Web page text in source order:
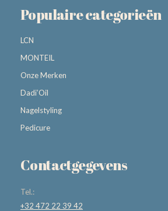
Populaire categorieën
LCN
MONTEIL
Onze Merken
Dadi’Oil
Nagelstyling
Pedicure
Contactgegevens
Tel.:
+32 472 22 39 42